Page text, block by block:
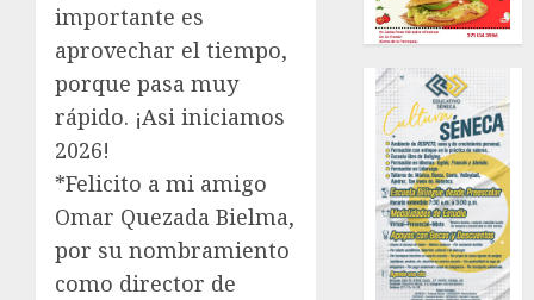
importante es
aprovechar el tiempo,
porque pasa muy
rápido. ¡Asi iniciamos
2026!
*Felicito a mi amigo
Omar Quezada Bielma,
por su nombramiento
como director de